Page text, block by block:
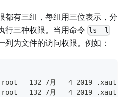
都有三组，每组用三位表示，分
行三种权限。当用命令 ls -l
列为文件的访问权限。例如：
132 7月   4 2019
132 7月   4 2019